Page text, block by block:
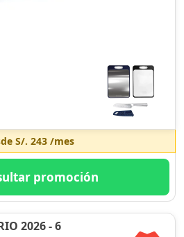
S/. 243/mes
promoción
2026 - 6